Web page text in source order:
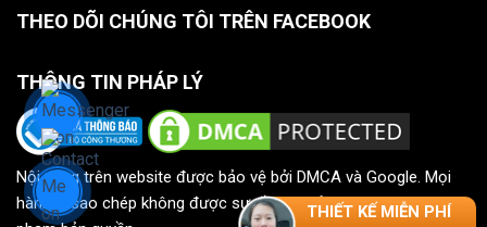
THIẾT KẾ MIỄN PHÍ
THEO DÕI CHÚNG TÔI TRÊN FACEBOOK
THÔNG TIN PHÁP LÝ
Nội dung trên website được bảo vệ bởi DMCA và Google. Mọi
hành vi sao chép không được sự đồng ý của HH UNIFORM là vi